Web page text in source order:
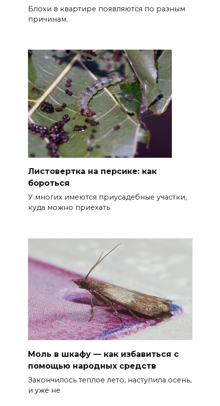
Блохи в квартире появляются по разным
причинам.
Листовертка на персике: как
бороться
У многих имеются приусадебные участки,
куда можно приехать
Моль в шкафу — как избавиться с
помощью народных средств
Закончилось теплое лето, наступила осень,
и уже не